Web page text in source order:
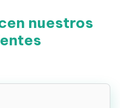
nuestros